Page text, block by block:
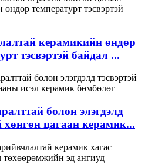
керамикийн өндөр
тэсвэртэй байдал ...
болон элэгдэлд
хөнгөн цагаан керамик...